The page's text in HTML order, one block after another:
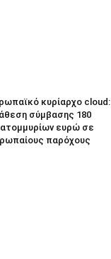
κυρίαρχο cloud:
σύμβασης 180
ευρώ σε
παρόχους